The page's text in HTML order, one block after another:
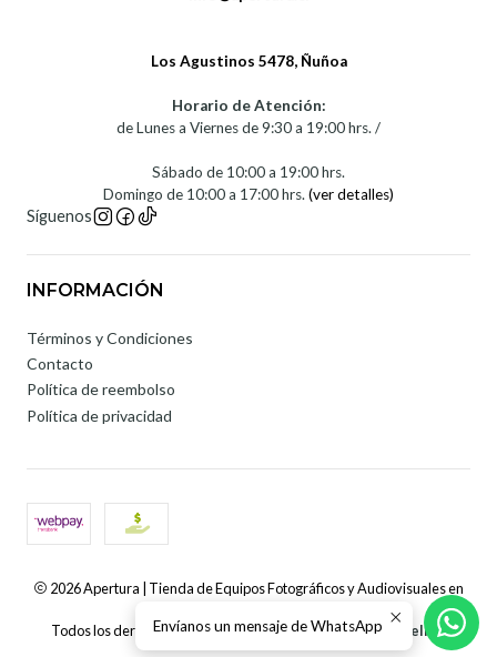
Los Agustinos 5478, Ñuñoa
Horario de Atención:
de Lunes a Viernes de 9:30 a 19:00 hrs. /
Sábado de 10:00 a 19:00 hrs.
Domingo de 10:00 a 17:00 hrs.(ver detalles)
Síguenos
INFORMACIÓN
Términos y Condiciones
Contacto
Política de reembolso
Política de privacidad
2026 Apertura | Tienda de Equipos Fotográficos y Audiovisuales en
Todos los derechos reservados.Desarrollado por Jumpseller.
Envíanos un mensaje de WhatsApp